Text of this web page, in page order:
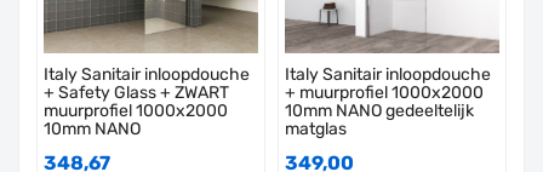
Italy Sanitair inloopdouche
+ Safety Glass + ZWART
muurprofiel 1000x2000
10mm NANO
348,67
Italy Sanitair inloopdouche
+ muurprofiel 1000x2000
10mm NANO gedeeltelijk
matglas
349,00